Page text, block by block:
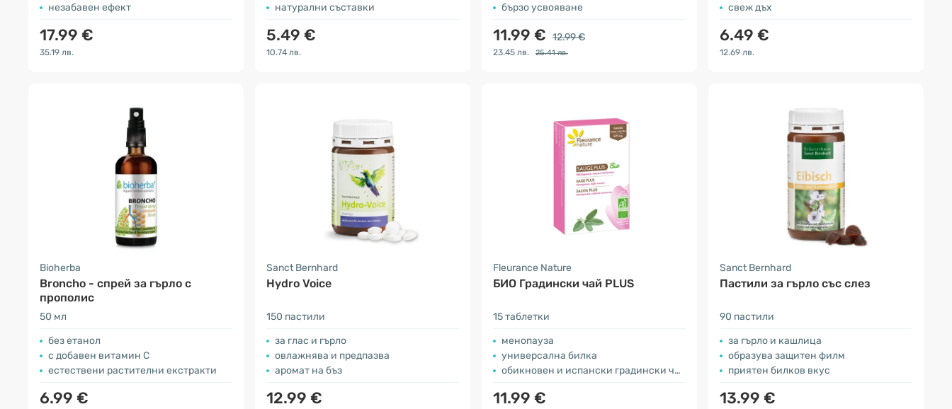
незабавен ефект
17.99 €
35.19 лв.
натурални съставки
5.49 €
10.74 лв.
бързо усвояване
11.99 € 12.99 €
23.45 лв. 25.41 лв.
свеж дъх
6.49 €
12.69 лв.
Bioherba
Broncho - спрей за гърло с
прополис
50 мл
без етанол
с добавен витамин C
естествени растителни екстракти
6.99 €
Sanct Bernhard
Hydro Voice
150 пастили
за глас и гърло
овлажнява и предпазва
аромат на бъз
12.99 €
Fleurance Nature
БИО Градински чай PLUS
15 таблетки
менопауза
универсална билка
обикновен и испански градински чай
11.99 €
Sanct Bernhard
Пастили за гърло със слез
90 пастили
за гърло и кашлица
образува защитен филм
приятен билков вкус
13.99 €